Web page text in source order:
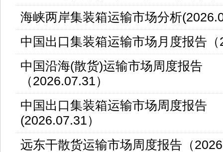
海峡两岸集装箱运输市场分析
中国出口集装箱运输市场月度报告
中国沿海(散货)运输市场周度报告
（2026.07.31）
中国出口集装箱运输市场周度报告
(2026.07.31）
远东干散货运输市场周度报告（